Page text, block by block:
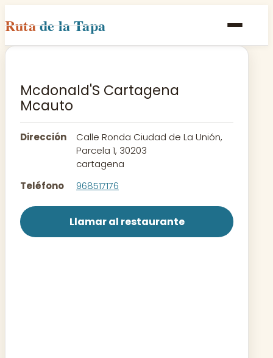
Rutade la Tapa
Inicio
Rutas
Recetas
Mcdonald'S Cartagena
Mcauto
Dirección
Calle Ronda Ciudad de La Unión,
Parcela 1, 30203
cartagena
Teléfono
968517176
Llamar al restaurante